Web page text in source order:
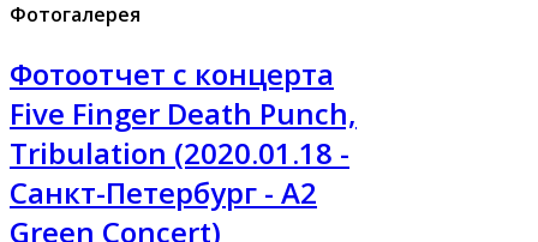
Фотогалерея
Фотоотчет с концерта
Five Finger Death Punch,
Tribulation (2020.01.18 -
Санкт-Петербург - A2
Green Concert)